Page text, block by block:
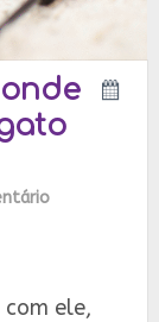
com ele,